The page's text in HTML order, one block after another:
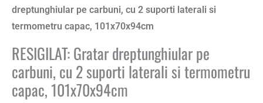
dreptunghiular pe carbuni, cu 2 suporti laterali si
termometru capac, 101x70x94cm
RESIGILAT: Gratar dreptunghiular pe
carbuni, cu 2 suporti laterali si termometru
capac, 101x70x94cm